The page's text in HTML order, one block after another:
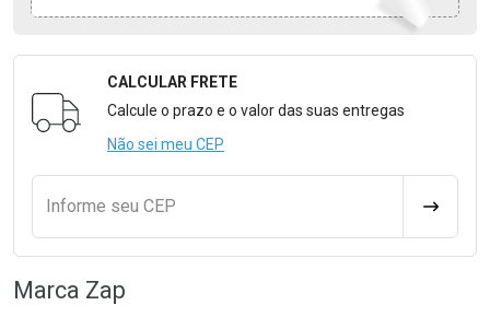
Formulário para Calcular o Frete
CALCULAR FRETE
Calcule o prazo e o valor das suas entregas
Não sei meu CEP
Informe seu CEP
Marca Zap